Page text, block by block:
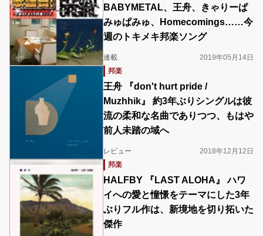
BABYMETAL、王舟、きゃりーぱ
みゅぱみゅ、Homecomings……今
週のトキメキ邦楽ソング
連載
2019年05月14日
邦楽
王舟 『don't hurt pride /
Muzhhik』 約3年ぶりシングルは彼
流の柔和な名曲でありつつ、もはや
前人未踏の域へ
レビュー
2018年12月12日
邦楽
HALFBY 『LAST ALOHA』 ハワ
イへの愛と憧憬をテーマにした3年
ぶりフル作は、新境地を切り拓いた
傑作